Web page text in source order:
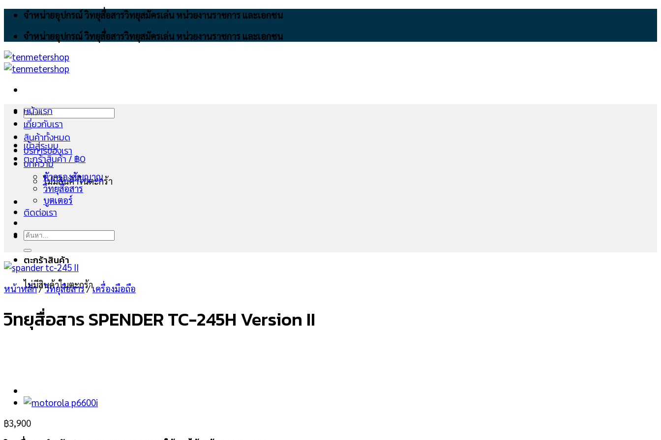
Skip
content
จำหน่ายอุปกรณ์ วิทยุสื่อสารวิทยุสมัครเล่น หน่วยงานราชการ และเอกชน
จำหน่ายอุปกรณ์ วิทยุสื่อสารวิทยุสมัครเล่น หน่วยงานราชการ และเอกชน
ค้นหา:
เข้าสู่ระบบ
ตะกร้าสินค้า /฿0
ไม่มีสินค้าในตะกร้า
ตะกร้าสินค้า
ไม่มีสินค้าในตะกร้า
หน้าแรก
เกี่ยวกับเรา
สินค้าทั้งหมด
บริการของเรา
บทความ
ตัวกรองสัญญาณ
วิทยุสื่อสาร
บูตเตอร์
ติดต่อเรา
ค้นหา:
หน้าหลัก/วิทยุสือสาร/ เครื่องมือถือ
วิทยุสื่อสาร SPENDER TC-245H Version II
฿3,900